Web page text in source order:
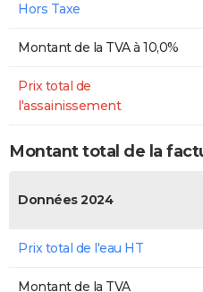
Hors Taxe
Montant de la TVA à 10,0%
Prix total de
l'assainissement
Montant total de la
Données 2024
Prix total de l'eau HT
Montant de la TVA